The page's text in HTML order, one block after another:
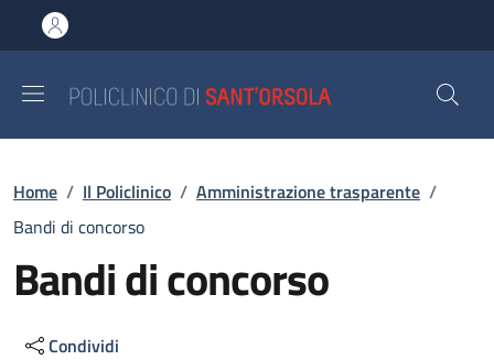
al contenuto principale
to footer content
Briciole di pane
Home / Il Policlinico / Amministrazione trasparente /
Bandi di concorso
Bandi di concorso
Condividi